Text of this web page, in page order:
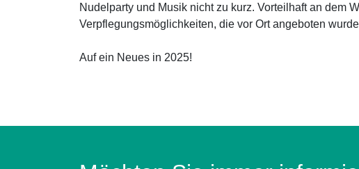
Nudelparty und Musik nicht zu kurz. Vorteilhaft an dem
Verpflegungsmöglichkeiten, die vor Ort angeboten
Auf ein Neues in 2025!